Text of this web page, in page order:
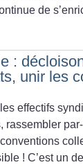
de
:
unir les
effectifs
rassembler
! C’est un